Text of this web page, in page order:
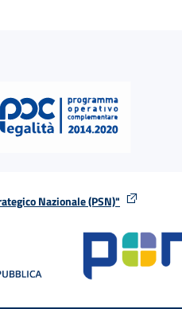
Nazionale (PSN)"